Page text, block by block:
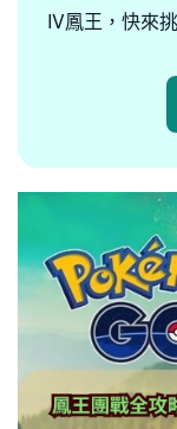
IV鳳王，快來